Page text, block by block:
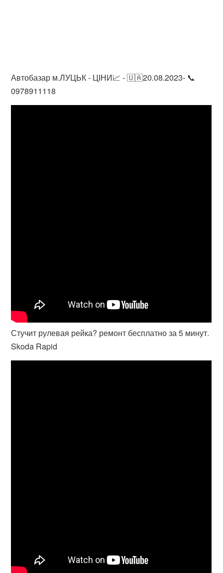
Автобазар м.ЛУЦЬК - ЦІНИ📈 - 🇺🇦20.08.2023- 📞
0978911118
Стучит рулевая рейка? ремонт бесплатно за 5 минут.
Skoda Rapid